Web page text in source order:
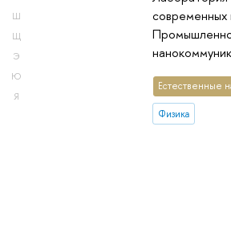
Ш
Щ
Э
Ю
Я
современных
Естественные
Физика